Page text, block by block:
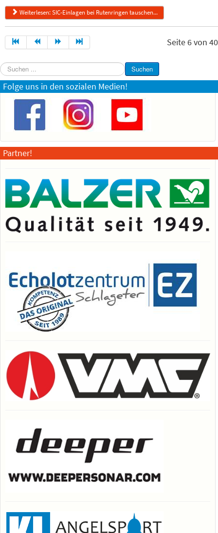
Weiterlesen: SIC-Einlagen bei Rutenringen tauschen...
Seite 6 von 40
Suchen
...
Suchen
Folge uns in den sozialen Medien!
Partner!